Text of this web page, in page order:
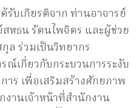
รับเกียรติจาก ท่านอาจารย์
หธน รัตนไพจิตร และผู้ช่วย
ล ร่วมเป็นวิทยากร
เกี่ยวกับกระบวนการระงับ
ร เพื่อเสริมสร้างศักยภาพ
านเจ้าหน้าที่สำนักงาน